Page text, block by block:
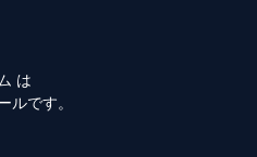
は
ルです。